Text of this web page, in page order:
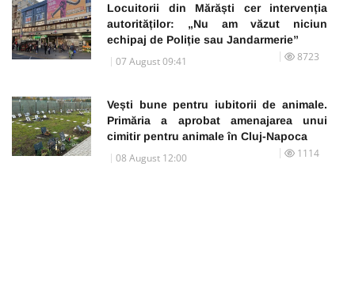
Locuitorii din Mărăști cer intervenția
autorităților: „Nu am văzut niciun
echipaj de Poliție sau Jandarmerie”
07 August 09:41 8723
Vești bune pentru iubitorii de animale.
Primăria a aprobat amenajarea unui
cimitir pentru animale în Cluj-Napoca
08 August 12:00 1114